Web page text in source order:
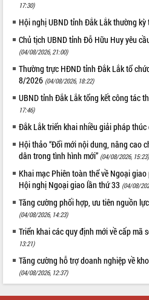
17:30)
Hội nghị UBND tỉnh Đắk Lắk thường
Chủ tịch UBND tỉnh Đỗ Hữu Huy yêu
(04/08/2026, 21:00)
Thường trực HĐND tỉnh Đắk Lắk tổ
8/2026 (04/08/2026, 18:22)
UBND tỉnh Đắk Lắk tổng kết công tác
17:46)
Đắk Lắk triển khai nhiều giải pháp
Hội thảo “Đổi mới nội dung, nâng cao
dân trong tình hình mới” (04/08/2026, 15:23)
Khai mạc Phiên toàn thể về Ngoại
Hội nghị Ngoại giao lần thứ 33 (04/08/
Tăng cường phối hợp, ưu tiên nguồn
(04/08/2026, 14:23)
Triển khai các quy định mới về cấp mã
13:21)
Tăng cường hỗ trợ doanh nghiệp về
(04/08/2026, 12:37)